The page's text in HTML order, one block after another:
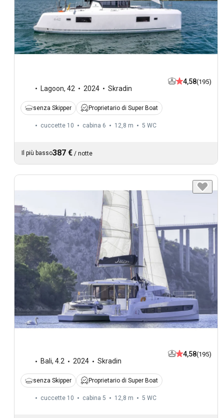
Lagoon, 42 2024 Skradin
4,58(195)
senza Skipper Proprietario di Super Boat
cuccette 10 cabina 6 12,8 m 5 WC
Il più basso387 € / notte
Bali, 4.2 2024 Skradin
4,58(195)
senza Skipper Proprietario di Super Boat
cuccette 10 cabina 5 12,8 m 5 WC